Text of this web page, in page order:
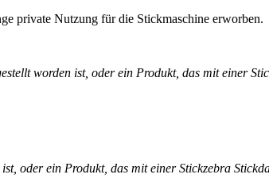
private Nutzung für die Stickmaschine erworben.
worden ist, oder ein Produkt, das mit einer
oder ein Produkt, das mit einer Stickzebra